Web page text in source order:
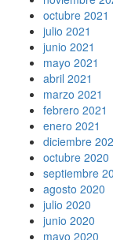
octubre 2021
julio 2021
junio 2021
mayo 2021
abril 2021
marzo 2021
febrero 2021
enero 2021
diciembre
octubre 2020
septiembre
agosto 2020
julio 2020
junio 2020
mayo 2020